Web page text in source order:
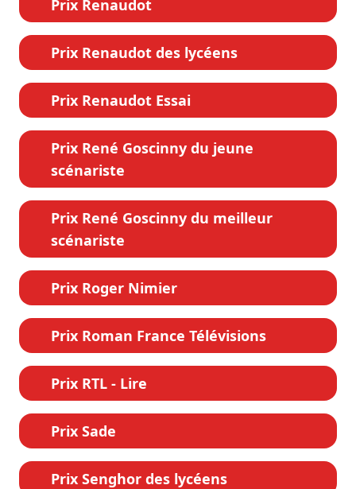
Prix Renaudot
Prix Renaudot des lycéens
Prix Renaudot Essai
Prix René Goscinny du jeune
scénariste
Prix René Goscinny du meilleur
scénariste
Prix Roger Nimier
Prix Roman France Télévisions
Prix RTL - Lire
Prix Sade
Prix Senghor des lycéens